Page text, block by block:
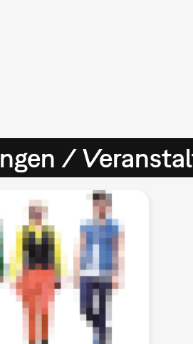
/